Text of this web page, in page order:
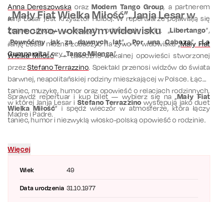
Wiek 49
Data urodzenia 31.10.1977
Anna Dereszowska orazModern Tango Group, a partnerem
Janji Lesar jest Krzysztof Hulboj. W repertuarze pojawiają się
znane utwory w nowych odsłonach, m.in. „Libertango”,
„Powróćmy jak za dawnych lat”, „Por una Cabeza”, „La
Cumparsita” czy „Tango Milonga”.
„Mały Fiat Wielka Miłość”. Janja Lesar w
taneczno-wokalnym widowisku
Janję Lesar można zobaczyć na żywo w widowisku „Mały Fiat
Wielka Miłość” — taneczno-wokalnej opowieści stworzonej
przezStefano Terrazzino. Spektakl przenosi widzów do świata
barwnej, neapolitańskiej rodziny mieszkającej w Polsce. Łączy
taniec, muzykę, humor oraz opowieść o relacjach rodzinnych,
w której Janja Lesar i Stefano Terrazzino występują jako duet
Madre i Padre.
Sprawdź repertuar i kup bilet — wybierz się na „Mały Fiat
Wielka Miłość” i spędź wieczór w atmosferze, która łączy
taniec, humor i niezwyklą włosko-polską opowieść o rodzinie.
Więcej